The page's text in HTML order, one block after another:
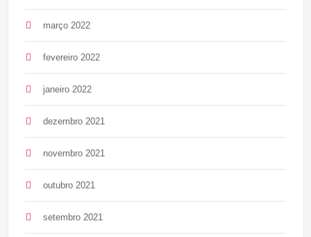
março 2022
fevereiro 2022
janeiro 2022
dezembro 2021
novembro 2021
outubro 2021
setembro 2021